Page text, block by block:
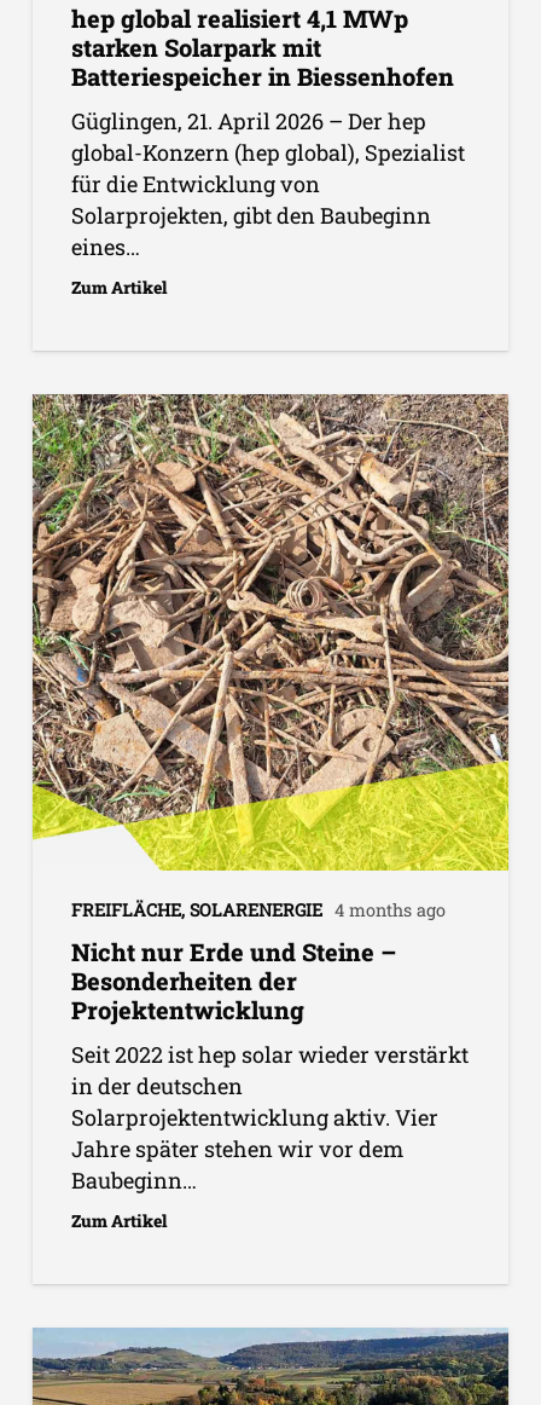
hep global realisiert 4,1 MWp
starken Solarpark mit
Batteriespeicher in Biessenhofen
Güglingen, 21. April 2026 – Der hep
global-Konzern (hep global), Spezialist
für die Entwicklung von
Solarprojekten, gibt den Baubeginn
eines…
Zum Artikel
FREIFLÄCHE, SOLARENERGIE 4 months ago
Nicht nur Erde und Steine –
Besonderheiten der
Projektentwicklung
Seit 2022 ist hep solar wieder verstärkt
in der deutschen
Solarprojektentwicklung aktiv. Vier
Jahre später stehen wir vor dem
Baubeginn…
Zum Artikel